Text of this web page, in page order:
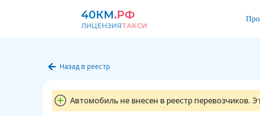
40КМ.РФ
ЛИЦЕНЗИЯТАКСИ
Назад в реестр
Автомобиль не внесен в реестр перевозчиков.